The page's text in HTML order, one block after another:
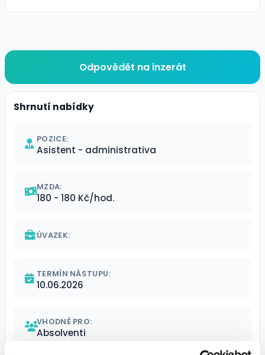
Odpovědět na inzerát
Shrnutí nabídky
POZICE:
Asistent - administrativa
MZDA:
180 - 180 Kč/hod.
ÚVAZEK:
TERMÍN NÁSTUPU:
10.06.2026
VHODNÉ PRO:
Absolventi